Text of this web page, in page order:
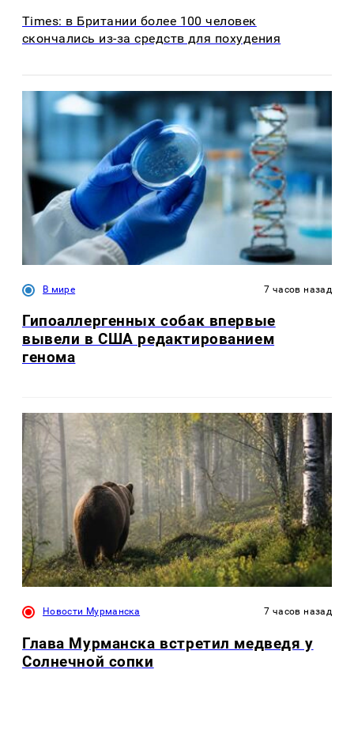
Times: в Британии более 100 человек
скончались из-за средств для похудения
В мире 7 часов назад
Гипоаллергенных собак впервые
вывели в США редактированием
генома
Новости Мурманска 7 часов назад
Глава Мурманска встретил медведя у
Солнечной сопки